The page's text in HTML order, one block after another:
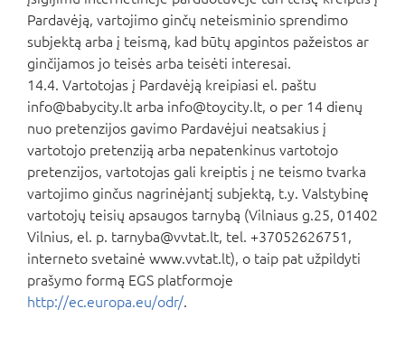
Pardavėją, vartojimo ginčų neteisminio sprendimo
subjektą arba į teismą, kad būtų apgintos pažeistos ar
ginčijamos jo teisės arba teisėti interesai.
14.4. Vartotojas į Pardavėją kreipiasi el. paštu
info@babycity.lt arba info@toycity.lt, o per 14 dienų
nuo pretenzijos gavimo Pardavėjui neatsakius į
vartotojo pretenziją arba nepatenkinus vartotojo
pretenzijos, vartotojas gali kreiptis į ne teismo tvarka
vartojimo ginčus nagrinėjantį subjektą, t.y. Valstybinę
vartotojų teisių apsaugos tarnybą (Vilniaus g.25, 01402
Vilnius, el. p. tarnyba@vvtat.lt, tel. +37052626751,
interneto svetainė www.vvtat.lt), o taip pat užpildyti
prašymo formą EGS platformoje
http://ec.europa.eu/odr/.